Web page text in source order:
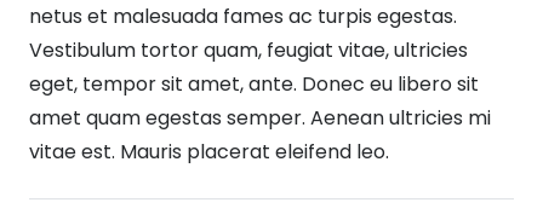
netus et malesuada fames ac turpis egestas.
Vestibulum tortor quam, feugiat vitae, ultricies
eget, tempor sit amet, ante. Donec eu libero sit
amet quam egestas semper. Aenean ultricies mi
vitae est. Mauris placerat eleifend leo.